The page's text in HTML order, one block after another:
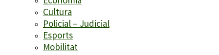
Cultura
Policial – Judicial
Esports
Mobilitat